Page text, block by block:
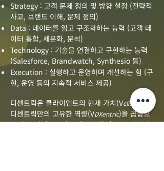
Strategy : 고객 문제 정의 및 방향 설정 (전략적
사고, 브랜드 이해, 문제 정의)
Data : 데이터를 읽고 구조화하는 능력 (고객 데
이터 통합, 세분화, 분석)
Technology : 기술을 연결하고 구현하는 능력
(Salesforce, Brandwatch, Synthesio 등)
Execution : 실행하고 운영하며 개선하는 힘 (구
현, 운영 등의 지속적 서비스 제공)
디센트릭은 클라이언트의 현재 가치(Vclient​)에
디센트릭만의 고유한 역량(VDXentric)을 곱함으
로써, 클라이언트의 미래 가치를 승수 효과처럼